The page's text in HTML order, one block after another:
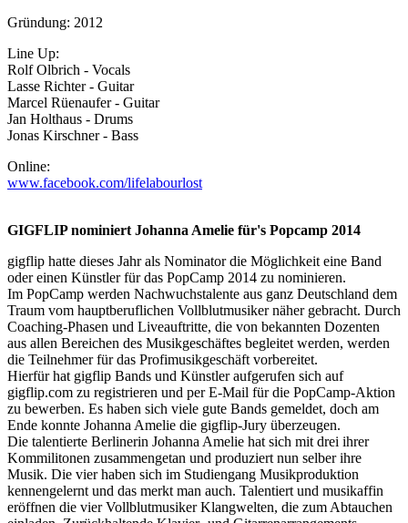
Gründung: 2012
Line Up:
Rolf Olbrich - Vocals
Lasse Richter - Guitar
Marcel Rüenaufer - Guitar
Jan Holthaus - Drums
Jonas Kirschner - Bass
Online:
www.facebook.com/lifelabourlost
GIGFLIP nominiert Johanna Amelie für's Popcamp 2014
gigflip hatte dieses Jahr als Nominator die Möglichkeit eine Band
oder einen Künstler für das PopCamp 2014 zu nominieren.
Im PopCamp werden Nachwuchstalente aus ganz Deutschland dem
Traum vom hauptberuflichen Vollblutmusiker näher gebracht. Durch
Coaching-Phasen und Liveauftritte, die von bekannten Dozenten
aus allen Bereichen des Musikgeschäftes begleitet werden, werden
die Teilnehmer für das Profimusikgeschäft vorbereitet.
Hierfür hat gigflip Bands und Künstler aufgerufen sich auf
gigflip.com zu registrieren und per E-Mail für die PopCamp-Aktion
zu bewerben. Es haben sich viele gute Bands gemeldet, doch am
Ende konnte Johanna Amelie die gigflip-Jury überzeugen.
Die talentierte Berlinerin Johanna Amelie hat sich mit drei ihrer
Kommilitonen zusammengetan und produziert nun selber ihre
Musik. Die vier haben sich im Studiengang Musikproduktion
kennengelernt und das merkt man auch. Talentiert und musikaffin
eröffnen die vier Vollblutmusiker Klangwelten, die zum Abtauchen